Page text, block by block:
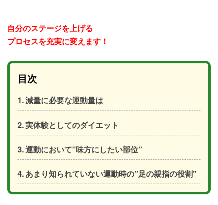
自分のステージを上げる
プロセスを充実に変えます ！
目次
減量に必要な運動量は
実体験としてのダイエット
運動において”味方にしたい部位”
あまり知られていない運動時の”足の親指の役割”